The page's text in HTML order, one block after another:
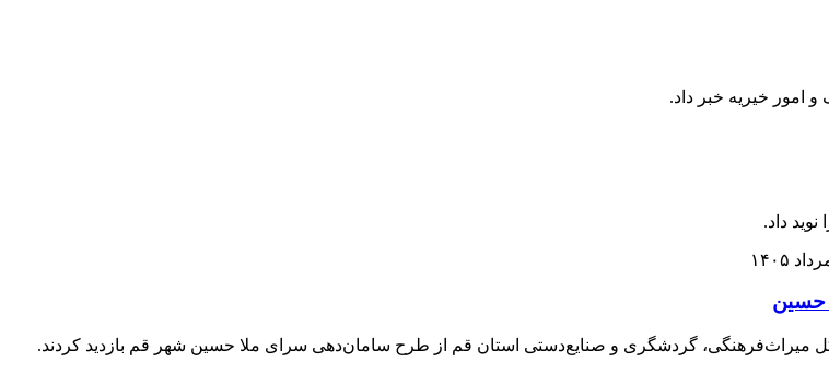
امور خیریه خبر داد.
حسین
میراث‌فرهنگی، گردشگری و صنایع‌دستی استان قم از طرح سامان‌دهی سرای ملا حسین شهر قم بازدید کردند.